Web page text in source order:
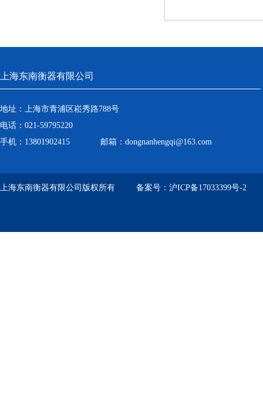
上海东南衡器有限公司
地址：上海市青浦区崧秀路788号
电话：021-59795220
手机：13801902415 邮箱：dongnanhengqi@163.com
上海东南衡器有限公司版权所有 备案号： 沪ICP备17033399号-2